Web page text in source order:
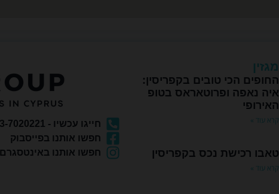
יד 2
מגזין
החופים הכי טובים בקפריסין:
איה נאפה ופרוטאראס בטופ
האירופי
קרא עוד »
טאבו רכישת נכס בקפריסין
קרא עוד »
חייגו עכשיו - 073-7020221
חפשו אותנו בפייסבוק
חפשו אותנו